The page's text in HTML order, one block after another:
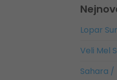
Lopar
Veli Mel
Sahara /